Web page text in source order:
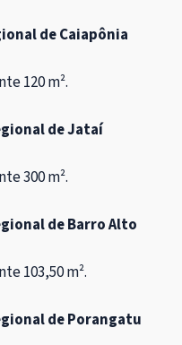
de Caiapônia
120 m².
de Jataí
300 m².
de Barro Alto
103,50 m².
de Porangatu